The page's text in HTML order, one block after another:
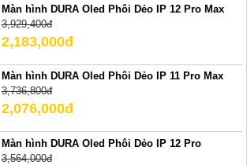
Màn hình DURA Oled Phôi Dẻo IP 12 Pro Max
3,929,400đ
2,183,000đ
Màn hình DURA Oled Phôi Dẻo IP 11 Pro Max
3,736,800đ
2,076,000đ
Màn hình DURA Oled Phôi Dẻo IP 12 Pro
3,564,000đ